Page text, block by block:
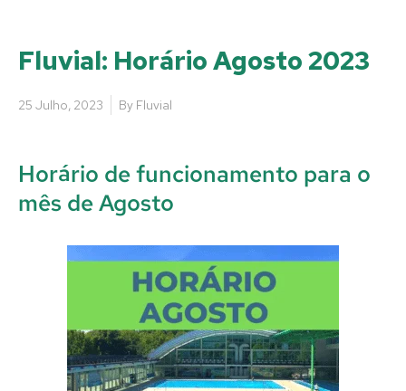
Fluvial: Horário Agosto 2023
25 Julho, 2023 By Fluvial
Horário de funcionamento para o
mês de Agosto